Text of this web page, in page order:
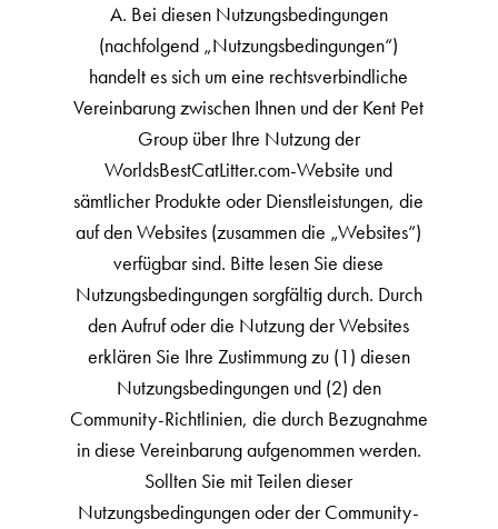
Australia
Great Britain
España
Nederlands
Italia
Mexico
New Zealand
A. Bei diesen Nutzungsbedingungen
(nachfolgend „Nutzungsbedingungen“)
handelt es sich um eine rechtsverbindliche
Vereinbarung zwischen Ihnen und der Kent Pet
Group über Ihre Nutzung der
WorldsBestCatLitter.com-Website und
sämtlicher Produkte oder Dienstleistungen, die
auf den Websites (zusammen die „Websites“)
verfügbar sind. Bitte lesen Sie diese
Nutzungsbedingungen sorgfältig durch. Durch
den Aufruf oder die Nutzung der Websites
erklären Sie Ihre Zustimmung zu (1) diesen
Nutzungsbedingungen und (2) den
Community-Richtlinien, die durch Bezugnahme
in diese Vereinbarung aufgenommen werden.
Sollten Sie mit Teilen dieser
Nutzungsbedingungen oder der Community-